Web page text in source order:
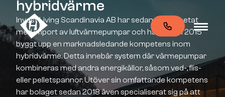
hybridvärme
Invest Living Scandinavia AB har sedan 2011 arbetat
med import av luftvärmepumpar och har sedan 2015
byggt upp en marknadsledande kompetens inom
hybridvärme. Detta innebär system där värmepumpar
kombineras med andra energikällor, såsom ved-, flis-
eller pelletspannor. Utöver sin omfattande kompetens
har bolaget sedan 2018 även specialiserat sig på att